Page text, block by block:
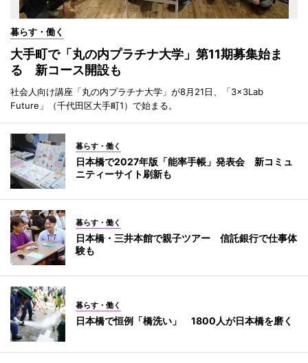
暮らす・働く
大手町で「丸の内プラチナ大学」第11期募集始ま
る 新コース開設も
社会人向け講座「丸の内プラチナ大学」が8月21日、「3×3Lab
Future」（千代田区大手町1）で始まる。
暮らす・働く
日本橋で2027年版「能率手帳」発表会 新コミュ
ニティーサイト刷新も
暮らす・働く
日本橋・三井本館で親子ツアー 信託銀行で仕事体
験も
暮らす・働く
日本橋で恒例「橋洗い」 1800人が日本橋を磨く